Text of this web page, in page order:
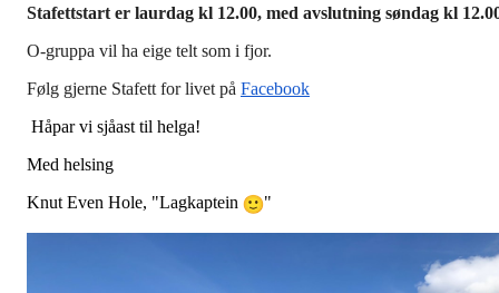
Stafettstart er laurdag kl 12.00, med avslutning søndag kl
O-gruppa vil ha eige telt som i fjor.
Følg gjerne Stafett for livet på Facebook
Håpar vi sjåast til helga!
Med helsing
Knut Even Hole, "Lagkaptein
"